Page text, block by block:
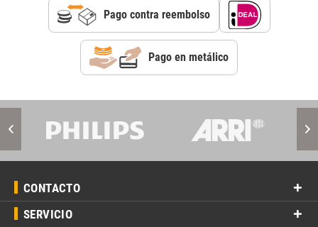
Pago contra reembolso
Pago en metálico
CONTACTO
SERVICIO